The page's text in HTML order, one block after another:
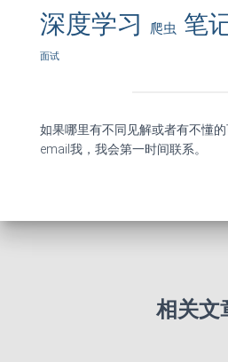
深度学习 爬虫 笔
面试
如果哪里有不同见解或者有不懂
email我，我会第一时间联系。
相关文